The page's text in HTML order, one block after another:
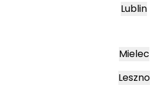
Lublin
Mielec
Leszno